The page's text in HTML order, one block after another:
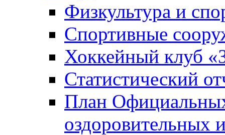
Физкультура и
Спортивные
Хоккейный клуб
Статистический
План
оздоровительных